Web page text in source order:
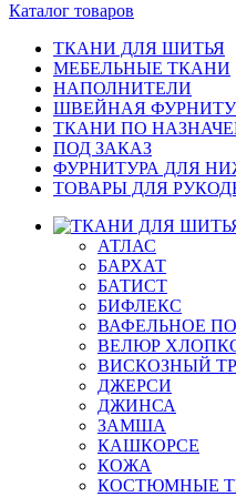
Каталог товаров
ТКАНИ ДЛЯ ШИТЬЯ
МЕБЕЛЬНЫЕ ТКАНИ
НАПОЛНИТЕЛИ
ШВЕЙНАЯ
ТКАНИ ПО
ПОД ЗАКАЗ
ФУРНИТУРА ДЛЯ
ТОВАРЫ ДЛЯ
АТЛАС
БАРХАТ
БАТИСТ
БИФЛЕКС
ВАФЕЛЬНОЕ
ВЕЛЮР
ВИСКОЗНЫЙ
ДЖЕРСИ
ДЖИНСА
ЗАМША
КАШКОРСЕ
КОЖА
КОСТЮМНЫЕ